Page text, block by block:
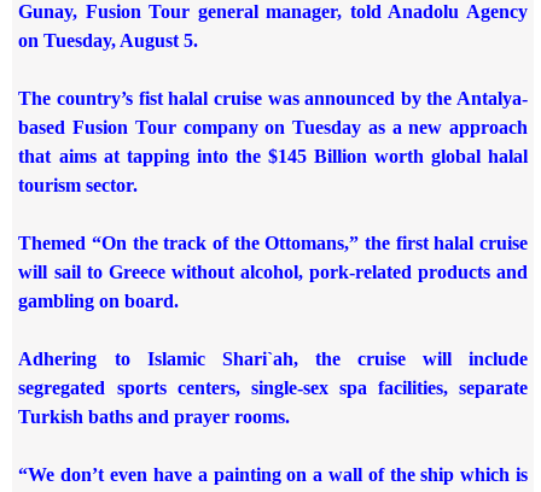
Gunay, Fusion Tour general manager, told Anadolu Agency
on Tuesday, August 5.
The country’s fist halal cruise was announced by the Antalya-
based Fusion Tour company on Tuesday as a new approach
that aims at tapping into the $145 Billion worth global halal
tourism sector.
Themed “On the track of the Ottomans,” the first halal cruise
will sail to Greece without alcohol, pork-related products and
gambling on board.
Adhering to Islamic Shari`ah, the cruise will include
segregated sports centers, single-sex spa facilities, separate
Turkish baths and prayer rooms.
“We don’t even have a painting on a wall of the ship which is